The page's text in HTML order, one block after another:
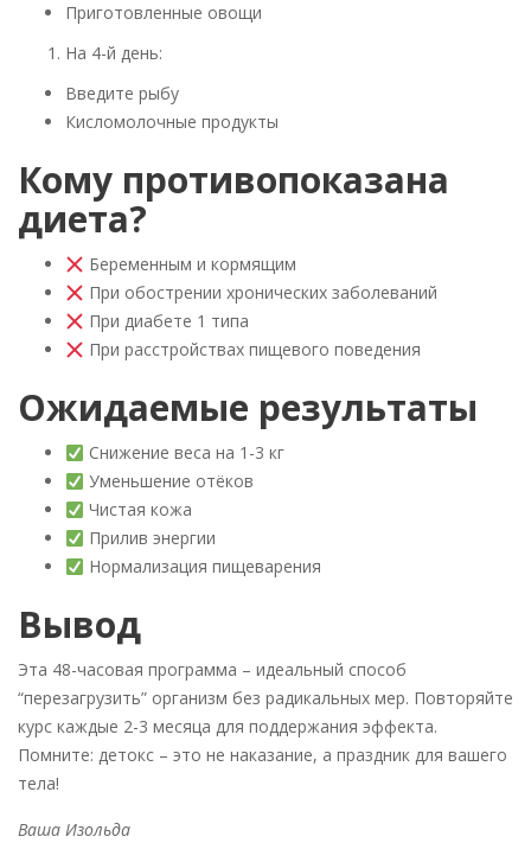
Приготовленные овощи
На 4-й день:
Введите рыбу
Кисломолочные продукты
Кому противопоказана
диета?
Беременным и кормящим
При обострении хронических заболеваний
При диабете 1 типа
При расстройствах пищевого поведения
Ожидаемые результаты
Снижение веса на 1-3 кг
Уменьшение отёков
Чистая кожа
Прилив энергии
Нормализация пищеварения
Вывод
Эта 48-часовая программа – идеальный способ
“перезагрузить” организм без радикальных мер. Повторяйте
курс каждые 2-3 месяца для поддержания эффекта.
Помните: детокс – это не наказание, а праздник для вашего
тела!
Ваша Изольда